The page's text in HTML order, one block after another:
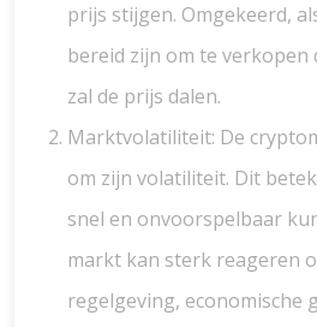
prijs stijgen. Omgekeerd,
bereid zijn om te verkopen
zal de prijs dalen.
Marktvolatiliteit: De
om zijn volatiliteit. Dit
snel en onvoorspelbaar
markt kan sterk reageren
regelgeving, economische